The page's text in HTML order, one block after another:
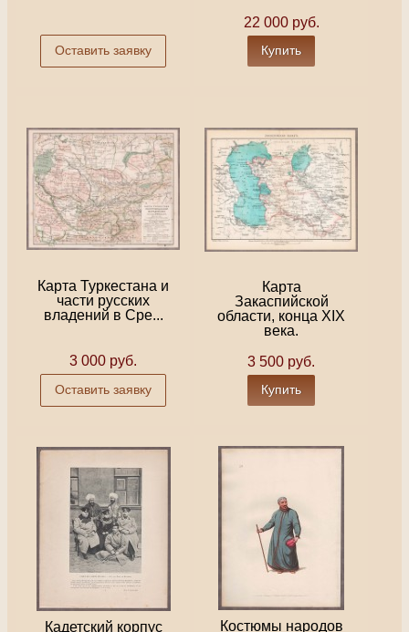
Оставить заявку
22 000 руб.
Купить
Карта Туркестана и
части русских
владений в Сре...
3 000 руб.
Оставить заявку
Карта
Закаспийской
области, конца XIX
века.
3 500 руб.
Купить
Кадетский корпус
Костюмы народов